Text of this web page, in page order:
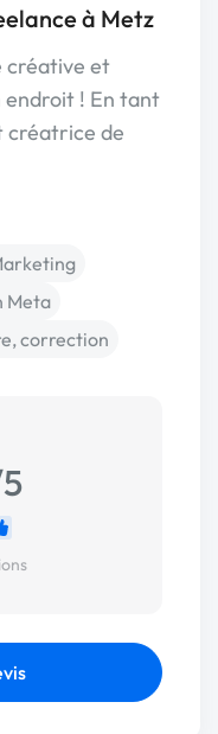
à Metz
créative et
endroit ! En tant
créatrice de
Meta
correction